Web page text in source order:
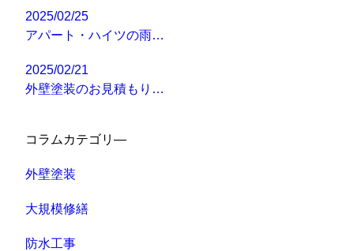
2025/02/25
アパート・ハイツの雨…
2025/02/21
外壁塗装のお見積もり…
コラムカテゴリ―
外壁塗装
大規模修繕
防水工事